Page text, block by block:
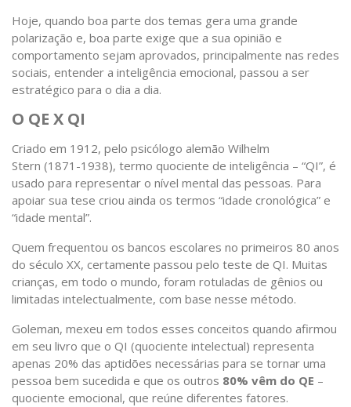
Hoje, quando boa parte dos temas gera uma grande
polarização e, boa parte exige que a sua opinião e
comportamento sejam aprovados, principalmente nas redes
sociais, entender a inteligência emocional, passou a ser
estratégico para o dia a dia.
O QE X QI
Criado em 1912, pelo psicólogo alemão Wilhelm
Stern (1871-1938), termo quociente de inteligência – “QI”, é
usado para representar o nível mental das pessoas. Para
apoiar sua tese criou ainda os termos “idade cronológica” e
“idade mental”.
Quem frequentou os bancos escolares no primeiros 80 anos
do século XX, certamente passou pelo teste de QI. Muitas
crianças, em todo o mundo, foram rotuladas de gênios ou
limitadas intelectualmente, com base nesse método.
Goleman, mexeu em todos esses conceitos quando afirmou
em seu livro que o QI (quociente intelectual) representa
apenas 20% das aptidões necessárias para se tornar uma
pessoa bem sucedida e que os outros 80% vêm do QE –
quociente emocional, que reúne diferentes fatores.